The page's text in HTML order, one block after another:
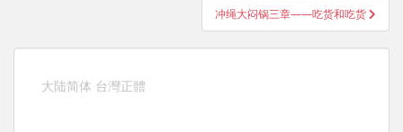
冲绳大闷锅三章——吃货和吃货
大陆简体 台灣正體